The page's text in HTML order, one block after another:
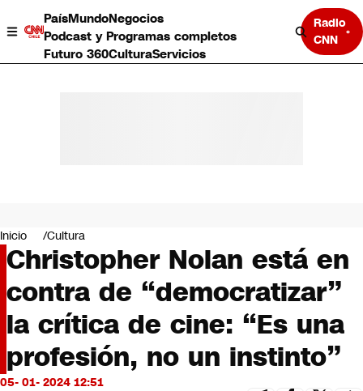
PaísMundoNegocios
Podcast y Programas completos
Futuro 360CulturaServicios
Radio
CNN
Negocios
Deportes
Programas completos
Cultura
Servicios
Bits
CNN tiempo
Futuro 360
Inicio Cultura
Christopher Nolan está en
contra de “democratizar”
la crítica de cine: “Es una
profesión, no un instinto”
05- 01- 2024 12:51